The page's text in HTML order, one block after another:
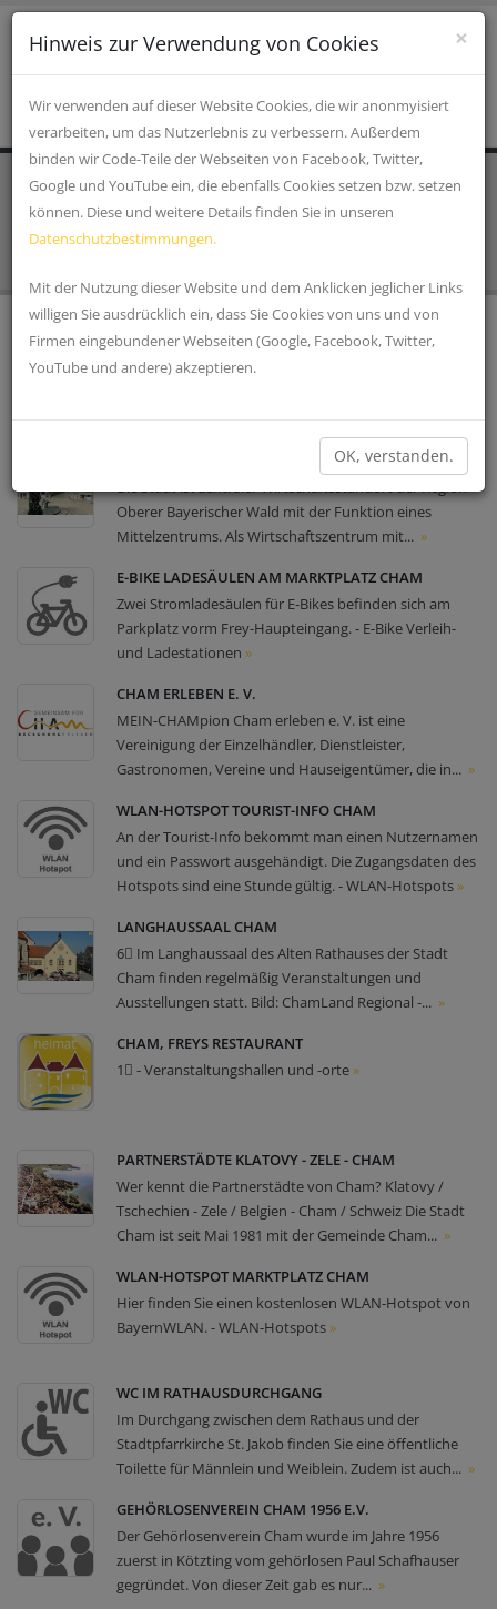
×
Hinweis zur Verwendung von Cookies
Wir verwenden auf dieser Website Cookies, die wir anonmyisiert
verarbeiten, um das Nutzerlebnis zu verbessern. Außerdem
binden wir Code-Teile der Webseiten von Facebook, Twitter,
Google und YouTube ein, die ebenfalls Cookies setzen bzw. setzen
können. Diese und weitere Details finden Sie in unseren
Datenschutzbestimmungen.
Mit der Nutzung dieser Website und dem Anklicken jeglicher Links
willigen Sie ausdrücklich ein, dass Sie Cookies von uns und von
Firmen eingebundener Webseiten (Google, Facebook, Twitter,
YouTube und andere) akzeptieren.
OK, verstanden.
STARTSEITE
Einrichtungen, Verkehr und
Infrastruktur
ALLESCHER TANKSTELLE
Sie finden in Katzbach unsere Tankstelle, die Sie 24
Geschäftszeiten steht Ihnen der Tankautomat (nur...»
Die Stadt ist zentraler Wirtschaftsstandort der Region
Oberer Bayerischer Wald mit der Funktion eines
Mittelzentrums. Als Wirtschaftszentrum mit... »
E-BIKE LADESÄULEN AM MARKTPLATZ CHAM
Zwei Stromladesäulen für E-Bikes befinden sich am
Parkplatz vorm Frey-Haupteingang. - E-Bike Verleih-
und Ladestationen »
CHAM ERLEBEN E. V.
MEIN-CHAMpion Cham erleben e. V. ist eine
Vereinigung der Einzelhändler, Dienstleister,
Gastronomen, Vereine und Hauseigentümer, die in... »
WLAN-HOTSPOT TOURIST-INFO CHAM
An der Tourist-Info bekommt man einen Nutzernamen
und ein Passwort ausgehändigt. Die Zugangsdaten des
Hotspots sind eine Stunde gültig. - WLAN-Hotspots »
LANGHAUSSAAL CHAM
6⃣ Im Langhaussaal des Alten Rathauses der Stadt
Cham finden regelmäßig Veranstaltungen und
Ausstellungen statt. Bild: ChamLand Regional -... »
CHAM, FREYS RESTAURANT
1⃣ - Veranstaltungshallen und -orte »
PARTNERSTÄDTE KLATOVY - ZELE - CHAM
Wer kennt die Partnerstädte von Cham? Klatovy /
Tschechien - Zele / Belgien - Cham / Schweiz Die Stadt
Cham ist seit Mai 1981 mit der Gemeinde Cham... »
WLAN-HOTSPOT MARKTPLATZ CHAM
Hier finden Sie einen kostenlosen WLAN-Hotspot von
BayernWLAN. - WLAN-Hotspots »
WC IM RATHAUSDURCHGANG
Im Durchgang zwischen dem Rathaus und der
Stadtpfarrkirche St. Jakob finden Sie eine öffentliche
Toilette für Männlein und Weiblein. Zudem ist auch... »
GEHÖRLOSENVEREIN CHAM 1956 E.V.
Der Gehörlosenverein Cham wurde im Jahre 1956
zuerst in Kötzting vom gehörlosen Paul Schafhauser
gegründet. Von dieser Zeit gab es nur... »